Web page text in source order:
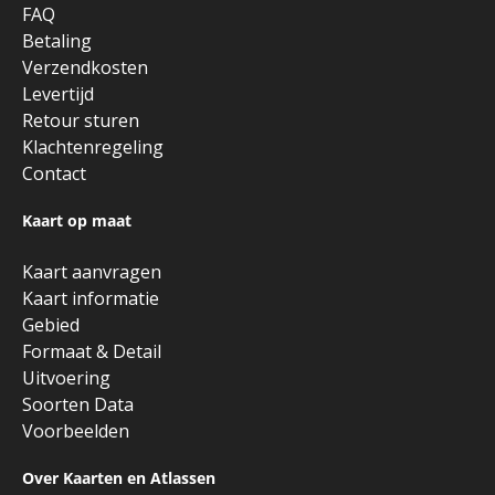
FAQ
Betaling
Verzendkosten
Levertijd
Retour sturen
Klachtenregeling
Contact
Kaart op maat
Kaart aanvragen
Kaart informatie
Gebied
Formaat & Detail
Uitvoering
Soorten Data
Voorbeelden
Over Kaarten en Atlassen